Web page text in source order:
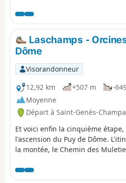
patrimoine, de façon ludique.
l'affiche ''Au fil de nos histoires''
parvis de l'église et scannez le QR
pour démarrer le jeu (gratuit, pas
d'inscription, ni d'application à
télécharger). Vous pouvez choisir
parcours "adulte" ou le parcours
enfant" (avec en plus des
destination des enfants de 6 à 11
description ci-dessous fait
référence au parcours "adulte".
Laschamps -
Dôme
Visorandonneur
12,92 km
+507 m -
Moyenne
Départ à Saint-Genès-
Et voici enfin la cinquième
l'ascension du Puy de Dôme.
la montée, le Chemin des
panorama, bien sûr, depuis le
étape, sur la métropole